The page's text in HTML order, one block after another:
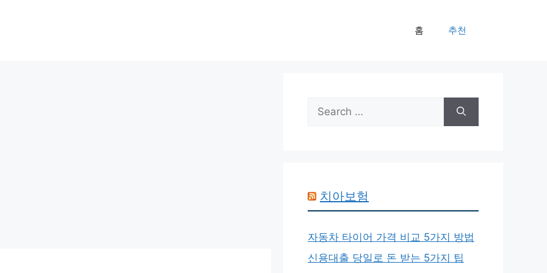
홈 추천
Search
for:
치아보험
자동차 타이어 가격 비교 5가지 방법
신용대출 당일로 돈 받는 5가지 팁